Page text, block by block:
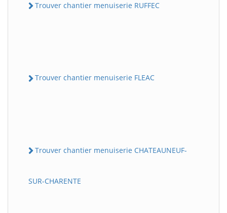
Trouver chantier menuiserie RUFFEC
Trouver chantier menuiserie FLEAC
Trouver chantier menuiserie CHATEAUNEUF-
SUR-CHARENTE